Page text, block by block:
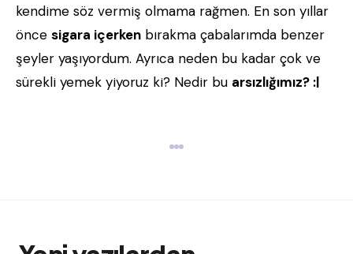
kendime söz vermiş olmama rağmen. En son yıllar
önce sigara içerken bırakma çabalarımda benzer
şeyler yaşıyordum. Ayrıca neden bu kadar çok ve
sürekli yemek yiyoruz ki? Nedir bu arsızlığımız? :|